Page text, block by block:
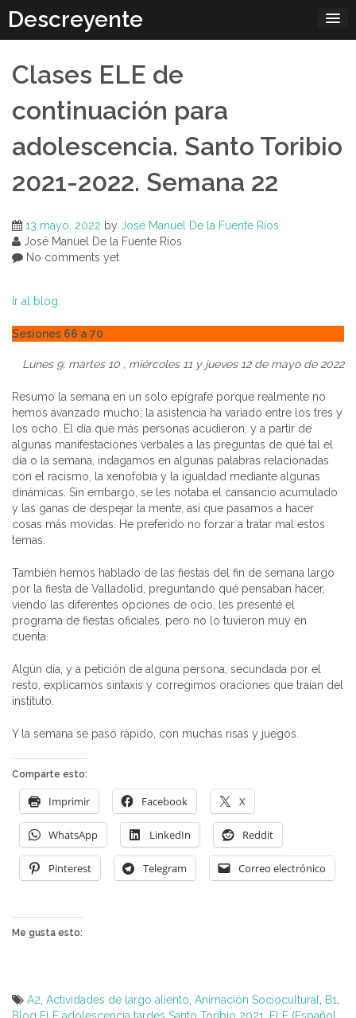
content
Descreyente
Clases ELE de
continuación para
adolescencia. Santo Toribio
2021-2022. Semana 22
13 mayo, 2022 by José Manuel De la Fuente Ríos
José Manuel De la Fuente Ríos
No comments yet
Ir al blog.
Sesiones 66 a 70
Lunes 9, martes 10 , miércoles 11 y jueves 12 de mayo de 2022
Resumo la semana en un solo epígrafe porque realmente no
hemos avanzado mucho; la asistencia ha variado entre los tres y
los ocho. El día que más personas acudieron, y a partir de
algunas manifestaciones verbales a las preguntas de qué tal el
día o la semana, indagamos en algunas palabras relacionadas
con el racismo, la xenofobia y la igualdad mediante algunas
dinámicas. Sin embargo, se les notaba el cansancio acumulado
y las ganas de despejar la mente, así que pasamos a hacer
cosas más movidas. He preferido no forzar a tratar mal estos
temas.
También hemos hablado de las fiestas del fin de semana largo
por la fiesta de Valladolid, preguntando qué pensaban hacer,
viendo las diferentes opciones de ocio, les presenté el
programa de fiestas oficiales, pero no lo tuvieron muy en
cuenta.
Algún día, y a petición de alguna persona, secundada por el
resto, explicamos sintaxis y corregimos oraciones que traían del
instituto.
Y la semana se pasó rápido, con muchas risas y juegos.
Comparte esto:
Imprimir Facebook X
WhatsApp LinkedIn Reddit
Pinterest Telegram Correo electrónico
Me gusta esto:
A2, Actividades de largo aliento, Animación Sociocultural, B1,